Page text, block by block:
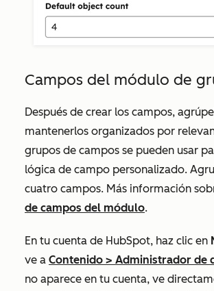
Campos del módulo de
Después de crear los campos,
mantenerlos organizados por
grupos de campos se pueden usar
lógica de campo personalizado.
cuatro campos. Más información
de campos del módulo.
En tu cuenta de HubSpot, haz clic en
ve a Contenido > Administrador de
no aparece en tu cuenta, ve